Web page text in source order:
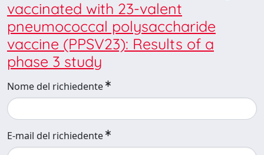
vaccinated with 23-valent
pneumococcal polysaccharide
vaccine (PPSV23): Results of a
phase 3 study
Nome del richiedente
E-mail del richiedente